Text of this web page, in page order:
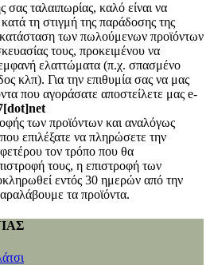
σας ταλαιπωρίας, καλό είναι να
τη στιγμή της παράδοσης της
κατάσταση των πωλούμενων προϊόντων
τους, προκειμένου να
ελαττώματα (π.χ. σπασμένο
κλπ). Για την επιθυμία σας να μας
που αγοράσατε αποστείλετε μας e-
των προϊόντων και αναλόγως
επιλέξατε να πληρώσετε την
τον τρόπο που θα
τους, η επιστροφή των
εντός 30 ημερών από την
τα προϊόντα.